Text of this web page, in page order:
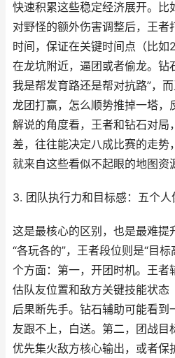
快速积累这些稳定经济展开。比
对野怪的额外伤害调整后，王者
时间，保证在关键时间点（比
在龙坑附近，逼团或者偷龙。钻
我是帮发育路还是帮对抗路”，
龙团打赢，怎么顺势推掉一塔，
解说的角度看，王者和钻石对局
差，往往能决定八成比赛的走势
就来自这些看似不起眼的地图资
3. 团队执行力和目标感：五个
这是最核心的区别，也是最难提
“各玩各的”，王者段位则是“目
个方面：第一，开团时机。王者
估队友位置和敌方关键技能状态
后果断先手。钻石辅助可能看到
友跟不上，白送。第二，团战目
优先集火敌方核心输出，或者保